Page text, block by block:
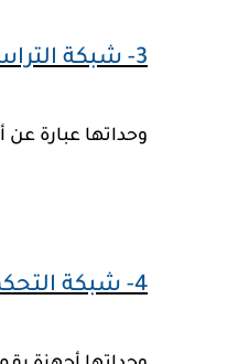
3- شبكة التراسل:
وحداتها عبارة عن
4- شبكة التحكم الرقمي: